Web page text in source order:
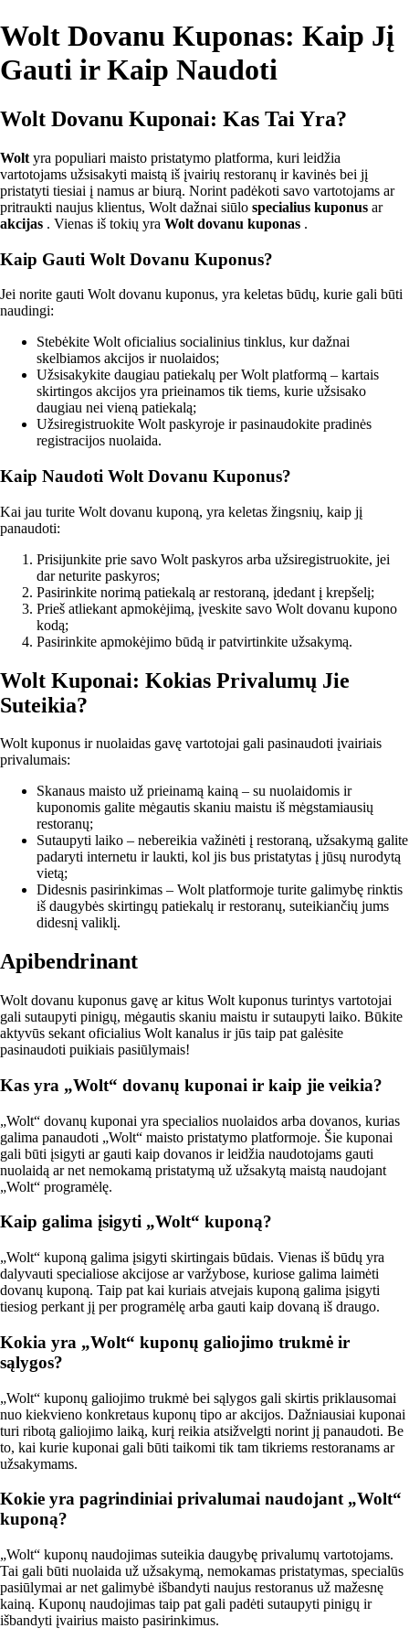
Wolt Dovanu Kuponas: Kaip Jį
Gauti ir Kaip Naudoti
Wolt Dovanu Kuponai: Kas Tai Yra?
Wolt yra populiari maisto pristatymo platforma, kuri leidžia
vartotojams užsisakyti maistą iš įvairių restoranų ir kavinės bei jį
pristatyti tiesiai į namus ar biurą. Norint padėkoti savo vartotojams ar
pritraukti naujus klientus, Wolt dažnai siūlo specialius kuponus ar
akcijas . Vienas iš tokių yra Wolt dovanu kuponas .
Kaip Gauti Wolt Dovanu Kuponus?
Jei norite gauti Wolt dovanu kuponus, yra keletas būdų, kurie gali būti
naudingi:
Stebėkite Wolt oficialius socialinius tinklus, kur dažnai
skelbiamos akcijos ir nuolaidos;
Užsisakykite daugiau patiekalų per Wolt platformą – kartais
skirtingos akcijos yra prieinamos tik tiems, kurie užsisako
daugiau nei vieną patiekalą;
Užsiregistruokite Wolt paskyroje ir pasinaudokite pradinės
registracijos nuolaida.
Kaip Naudoti Wolt Dovanu Kuponus?
Kai jau turite Wolt dovanu kuponą, yra keletas žingsnių, kaip jį
panaudoti:
Prisijunkite prie savo Wolt paskyros arba užsiregistruokite, jei
dar neturite paskyros;
Pasirinkite norimą patiekalą ar restoraną, įdedant į krepšelį;
Prieš atliekant apmokėjimą, įveskite savo Wolt dovanu kupono
kodą;
Pasirinkite apmokėjimo būdą ir patvirtinkite užsakymą.
Wolt Kuponai: Kokias Privalumų Jie
Suteikia?
Wolt kuponus ir nuolaidas gavę vartotojai gali pasinaudoti įvairiais
privalumais:
Skanaus maisto už prieinamą kainą – su nuolaidomis ir
kuponomis galite mėgautis skaniu maistu iš mėgstamiausių
restoranų;
Sutaupyti laiko – nebereikia važinėti į restoraną, užsakymą galite
padaryti internetu ir laukti, kol jis bus pristatytas į jūsų nurodytą
vietą;
Didesnis pasirinkimas – Wolt platformoje turite galimybę rinktis
iš daugybės skirtingų patiekalų ir restoranų, suteikiančių jums
didesnį valiklį.
Apibendrinant
Wolt dovanu kuponus gavę ar kitus Wolt kuponus turintys vartotojai
gali sutaupyti pinigų, mėgautis skaniu maistu ir sutaupyti laiko. Būkite
aktyvūs sekant oficialius Wolt kanalus ir jūs taip pat galėsite
pasinaudoti puikiais pasiūlymais!
Kas yra „Wolt“ dovanų kuponai ir kaip jie veikia?
„Wolt“ dovanų kuponai yra specialios nuolaidos arba dovanos, kurias
galima panaudoti „Wolt“ maisto pristatymo platformoje. Šie kuponai
gali būti įsigyti ar gauti kaip dovanos ir leidžia naudotojams gauti
nuolaidą ar net nemokamą pristatymą už užsakytą maistą naudojant
„Wolt“ programėlę.
Kaip galima įsigyti „Wolt“ kuponą?
„Wolt“ kuponą galima įsigyti skirtingais būdais. Vienas iš būdų yra
dalyvauti specialiose akcijose ar varžybose, kuriose galima laimėti
dovanų kuponą. Taip pat kai kuriais atvejais kuponą galima įsigyti
tiesiog perkant jį per programėlę arba gauti kaip dovaną iš draugo.
Kokia yra „Wolt“ kuponų galiojimo trukmė ir
sąlygos?
„Wolt“ kuponų galiojimo trukmė bei sąlygos gali skirtis priklausomai
nuo kiekvieno konkretaus kuponų tipo ar akcijos. Dažniausiai kuponai
turi ribotą galiojimo laiką, kurį reikia atsižvelgti norint jį panaudoti. Be
to, kai kurie kuponai gali būti taikomi tik tam tikriems restoranams ar
užsakymams.
Kokie yra pagrindiniai privalumai naudojant „Wolt“
kuponą?
„Wolt“ kuponų naudojimas suteikia daugybę privalumų vartotojams.
Tai gali būti nuolaida už užsakymą, nemokamas pristatymas, specialūs
pasiūlymai ar net galimybė išbandyti naujus restoranus už mažesnę
kainą. Kuponų naudojimas taip pat gali padėti sutaupyti pinigų ir
išbandyti įvairius maisto pasirinkimus.